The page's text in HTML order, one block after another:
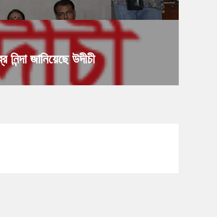
জানিয়েছে উদীচী